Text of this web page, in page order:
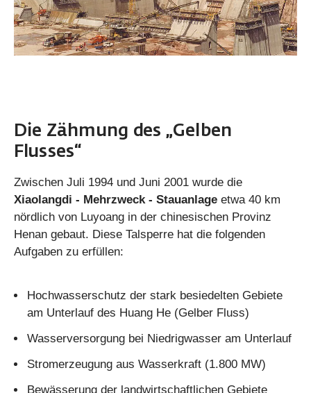
Die Zähmung des „Gelben
Flusses“
Zwischen Juli 1994 und Juni 2001 wurde die
Xiaolangdi - Mehrzweck - Stauanlage etwa 40 km
nördlich von Luyoang in der chinesischen Provinz
Henan gebaut. Diese Talsperre hat die folgenden
Aufgaben zu erfüllen:
Hochwasserschutz der stark besiedelten Gebiete
am Unterlauf des Huang He (Gelber Fluss)
Wasserversorgung bei Niedrigwasser am Unterlauf
Stromerzeugung aus Wasserkraft (1.800 MW)
Bewässerung der landwirtschaftlichen Gebiete